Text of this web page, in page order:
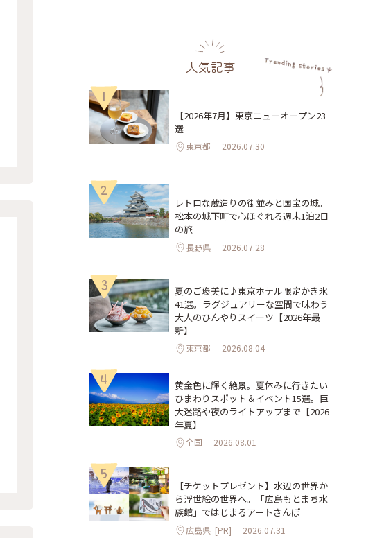
人気記事
1
【2026年7月】東京ニューオープン23
選
東京都 2026.07.30
2
レトロな蔵造りの街並みと国宝の城。
松本の城下町で心ほぐれる週末1泊2日
の旅
長野県 2026.07.28
3
夏のご褒美に♪東京ホテル限定かき氷
41選。ラグジュアリーな空間で味わう
大人のひんやりスイーツ【2026年最
新】
東京都 2026.08.04
4
黄金色に輝く絶景。夏休みに行きたい
ひまわりスポット＆イベント15選。巨
大迷路や夜のライトアップまで【2026
年夏】
全国 2026.08.01
5
【チケットプレゼント】水辺の世界か
ら浮世絵の世界へ。「広島もとまち水
族館」ではじまるアートさんぽ
広島県 [PR] 2026.07.31